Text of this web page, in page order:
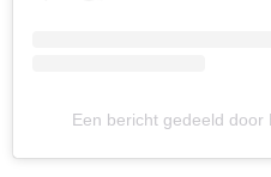
Een bericht gedeeld door